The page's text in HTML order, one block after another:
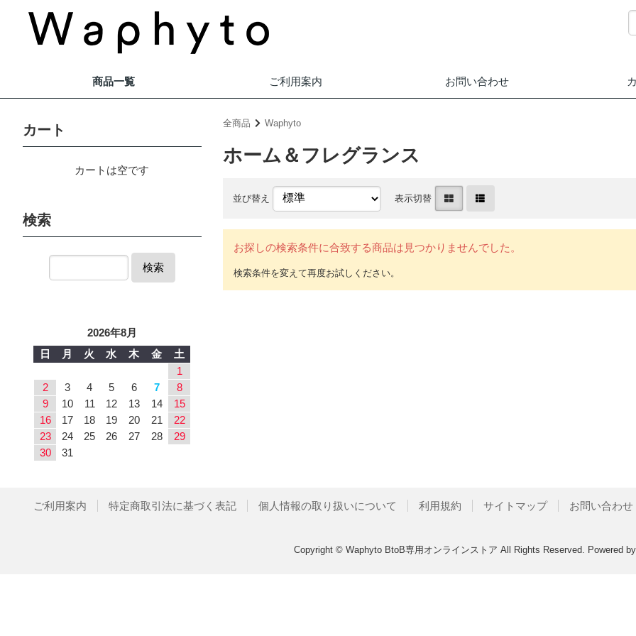
商品一覧 ご利用案内 お問い合わせ
全商品 Waphyto
ホーム＆フレグランス
並び替え 表示切替
お探しの検索条件に合致する商品は見つかりませんでした。
カート
カートは空です
検索
検索
2026年8月
日
月 火 水 木 金
土
1
2
3 4 5 6 7
8
9
10 11 12 13 14
15
16
17 18 19 20 21
22
23
24 25 26 27 28
29
30
31
ご利用案内 特定商取引法に基づく表記 個人情報の取り扱いについて 利用規約 サイトマップ お問い合わせ
Copyright © Waphyto BtoB専用オンラインストア All Rights Reserved. Powered by